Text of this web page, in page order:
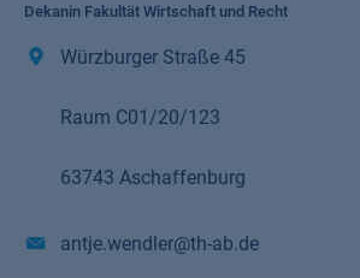
Dekanin Fakultät Wirtschaft und Recht
Würzburger Straße 45
Raum C01/20/123
63743 Aschaffenburg
antje.wendler@th-ab.de